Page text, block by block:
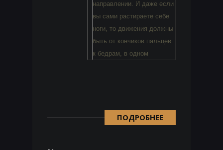
направлении. И даже если
вы сами растираете себе
ноги, то движения должны
быть от кончиков пальцев
к бедрам, в одном
ПОДРОБНЕЕ